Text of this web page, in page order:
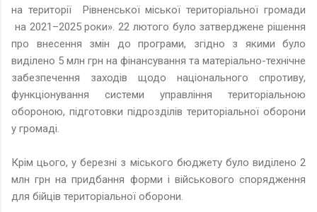
на території Рівненської міської територіальної громади
на 2021–2025 роки». 22 лютого було затверджене рішення
про внесення змін до програми, згідно з якими було
виділено 5 млн грн на фінансування та матеріально-технічне
забезпечення заходів щодо національного спротиву,
функціонування системи управління територіальною
обороною, підготовки підрозділів територіальної оборони
у громаді.
Крім цього, у березні з міського бюджету було виділено 2
млн грн на придбання форми і військового спорядження
для бійців територіальної оборони.